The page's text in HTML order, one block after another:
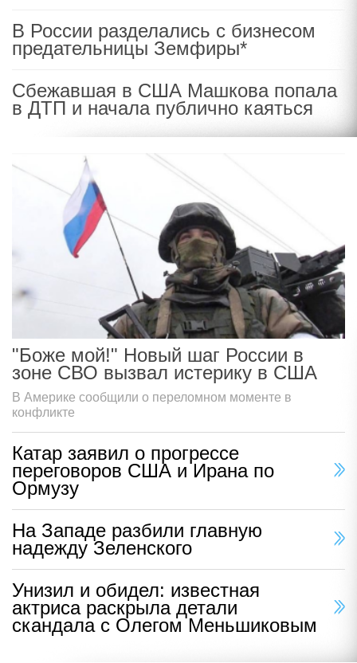
В России разделались с бизнесом
предательницы Земфиры*
Сбежавшая в США Машкова попала
в ДТП и начала публично каяться
"Боже мой!" Новый шаг России в
зоне СВО вызвал истерику в США
В Америке сообщили о переломном моменте в
конфликте
Катар заявил о прогрессе
переговоров США и Ирана по
Ормузу
На Западе разбили главную
надежду Зеленского
Унизил и обидел: известная
актриса раскрыла детали
скандала с Олегом Меньшиковым